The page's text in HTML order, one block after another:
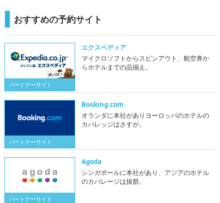
おすすめの予約サイト
パートナーサイト
エクスペディア
マイクロソフトからスピンアウト、航空券か
らホテルまでの品揃え。
パートナーサイト
Booking.com
オランダに本社がありヨーロッパのホテルの
カバレッジはさすが。
パートナーサイト
Agoda
シンガポールに本社があり、アジアのホテル
のカバレージは抜群。